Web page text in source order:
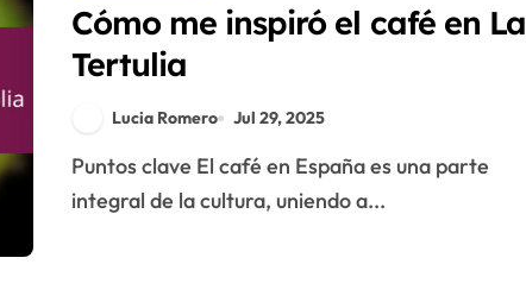
Cómo me inspiró el café en La
Tertulia
Lucia Romero Jul 29, 2025
Puntos clave El café en España es una parte
integral de la cultura, uniendo a...